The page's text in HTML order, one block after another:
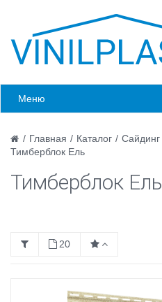
Меню
/ Главная / Каталог / Сайдинг
Тимберблок Ель
Тимберблок Ель
20